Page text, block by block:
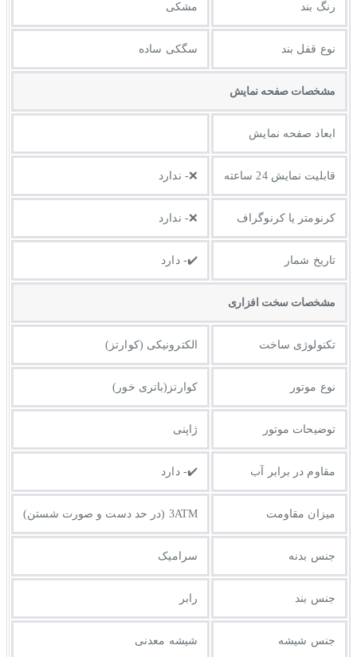
رنگ بند مشکی
نوع قفل بند سگکی ساده
مشخصات صفحه نمايش
ابعاد صفحه نمایش
قابلیت نمایش 24 ساعته ❌- ندارد
کرنومتر یا کرنوگراف ❌- ندارد
تاریخ شمار ✔️- دارد
مشخصات سخت افزاری
تکنولوژی ساخت الکترونیکی (کوارتز)
نوع موتور کوارتز(باتری خور)
توضیحات موتور ژاپنی
مقاوم در برابر آب ✔️- دارد
میزان مقاومت 3ATM (در حد دست و صورت شستن)
جنس بدنه سرامیک
جنس بند رابر
جنس شیشه شیشه معدنی